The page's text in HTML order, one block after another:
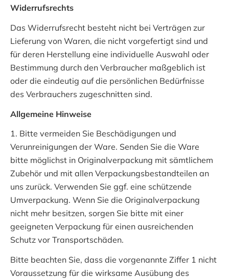
Widerrufsrechts
Das Widerrufsrecht besteht nicht bei Verträgen zur
Lieferung von Waren, die nicht vorgefertigt sind und
für deren Herstellung eine individuelle Auswahl oder
Bestimmung durch den Verbraucher maßgeblich ist
oder die eindeutig auf die persönlichen Bedürfnisse
des Verbrauchers zugeschnitten sind.
Allgemeine Hinweise
1. Bitte vermeiden Sie Beschädigungen und
Verunreinigungen der Ware. Senden Sie die Ware
bitte möglichst in Originalverpackung mit sämtlichem
Zubehör und mit allen Verpackungsbestandteilen an
uns zurück. Verwenden Sie ggf. eine schützende
Umverpackung. Wenn Sie die Originalverpackung
nicht mehr besitzen, sorgen Sie bitte mit einer
geeigneten Verpackung für einen ausreichenden
Schutz vor Transportschäden.
Bitte beachten Sie, dass die vorgenannte Ziffer 1 nicht
Voraussetzung für die wirksame Ausübung des